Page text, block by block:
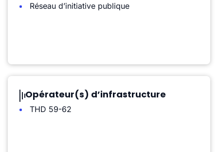
Réseau d’initiative publique
Opérateur(s) d’infrastructure
THD 59-62